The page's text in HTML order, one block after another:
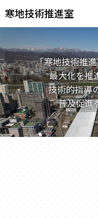
寒地技術推進室
「寒地技術推
最大化を推
技術的指導
普及促進